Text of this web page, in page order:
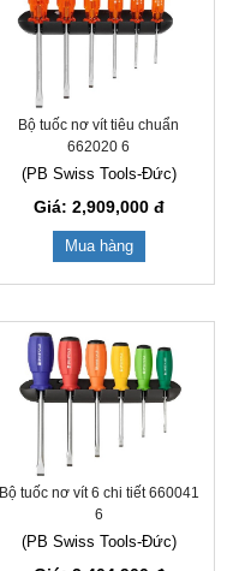
Bộ tuốc nơ vít tiêu chuẩn
662020 6
(PB Swiss Tools-Đức)
Giá: 2,909,000đ
Mua hàng
Bộ tuốc nơ vít 6 chi tiết 660041
6
(PB Swiss Tools-Đức)